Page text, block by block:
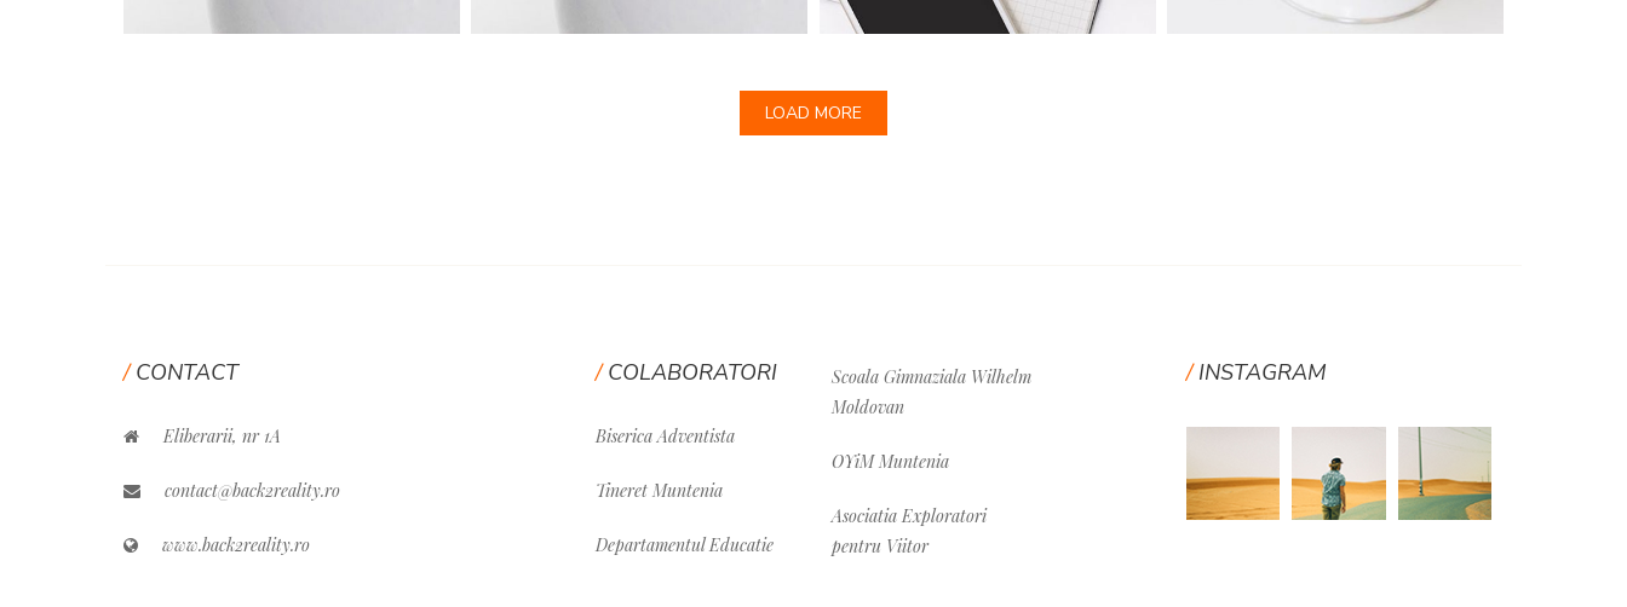
LOAD MORE
CONTACT
Eliberarii, nr 1A
contact@back2reality.ro
www.back2reality.ro
COLABORATORI
Biserica Adventista
Tineret Muntenia
Departamentul Educatie
Scoala Gimnaziala Wilhelm
Moldovan
OYiM Muntenia
Asociatia Exploratori
pentru Viitor
INSTAGRAM